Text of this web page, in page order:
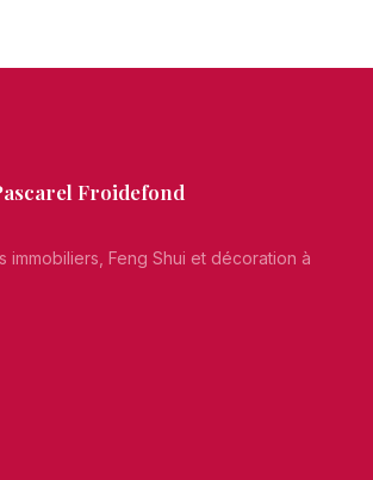
Froidefond
immobiliers, Feng Shui et décoration à